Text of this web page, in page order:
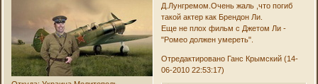
Д.Лунгремом.Очень жаль ,что погиб
такой актер как Брендон Ли.
Еще не плох фильм с Джетом Ли -
"Ромео должен умереть".
Отредактировано Ганс Крымский (14-
06-2010 22:53:17)